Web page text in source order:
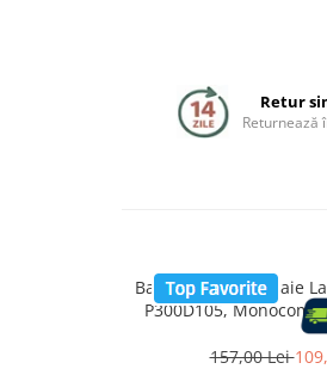
Ingrijire personala
Retur
Returnează
Baterie chiuveta baie
P300D105,
incluse, Economie de
Usor de curatat si
157,00 Lei